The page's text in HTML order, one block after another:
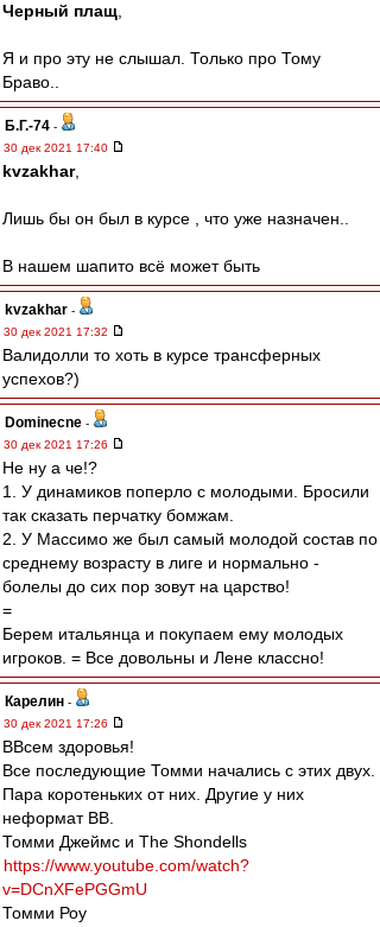
Черный плащ
Я и про эту не слышал. Только про Тому
Браво..
Б.Г.-74 -
30 дек 2021 17:40
kvzakhar,
Лишь бы он был в курсе , что уже назначен..
В нашем шапито всё может быть
kvzakhar -
30 дек 2021 17:32
Валидолли то хоть в курсе трансферных
успехов?)
Dominecne -
30 дек 2021 17:26
Не ну а че!?
1. У динамиков поперло с молодыми. Бросили
так сказать перчатку бомжам.
2. У Массимо же был самый молодой состав по
среднему возрасту в лиге и нормально -
болелы до сих пор зовут на царство!
=
Берем итальянца и покупаем ему молодых
игроков. = Все довольны и Лене классно!
Карелин -
30 дек 2021 17:26
ВВсем здоровья!
Все последующие Томми начались с этих двух.
Пара коротеньких от них. Другие у них
неформат ВВ.
Томми Джеймс и The Shondells
https://www.youtube.com/watch?
v=DCnXFePGGmU
Томми Роу